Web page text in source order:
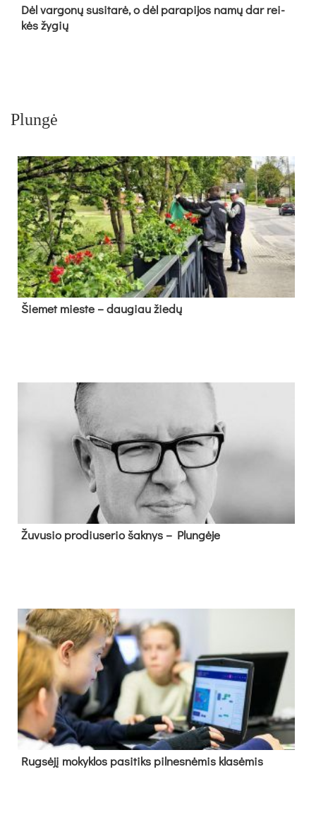
Dėl var­go­nų su­si­ta­rė, o dėl pa­ra­pi­jos na­mų dar rei­
kės žy­gių
Plungė
Šie­met mies­te – dau­giau žie­dų
Žu­vu­sio pro­diu­se­rio šak­nys – Plun­gė­je
Rug­sė­jį mo­kyk­los pa­si­tiks pil­nes­nė­mis kla­sė­mis